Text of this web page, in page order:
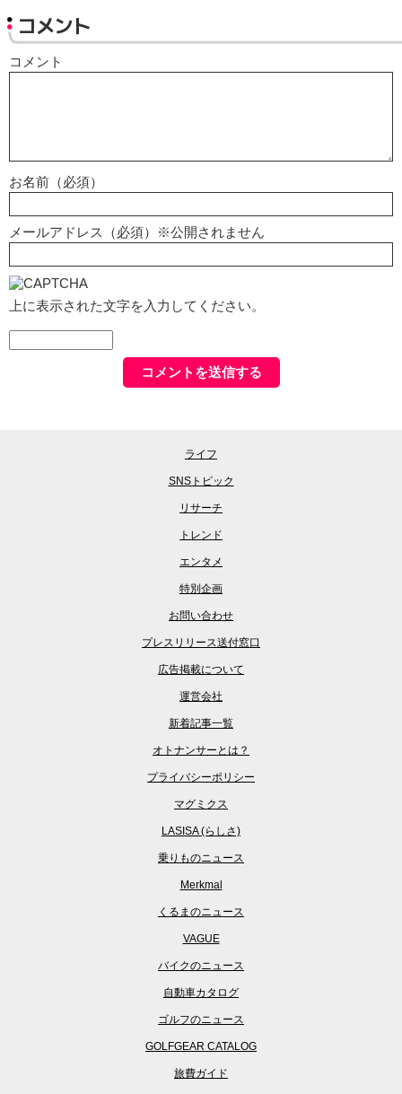
コメント
コメント
お名前（必須）
メールアドレス（必須）※公開されません
上に表示された文字を入力してください。
ライフ
SNSトピック
リサーチ
トレンド
エンタメ
特別企画
お問い合わせ
プレスリリース送付窓口
広告掲載について
運営会社
新着記事一覧
オトナンサーとは？
プライバシーポリシー
マグミクス
LASISA (らしさ)
乗りものニュース
Merkmal
くるまのニュース
VAGUE
バイクのニュース
自動車カタログ
ゴルフのニュース
GOLFGEAR CATALOG
旅費ガイド